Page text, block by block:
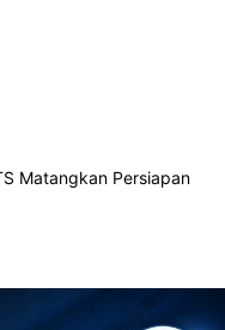
Matangkan Persiapan